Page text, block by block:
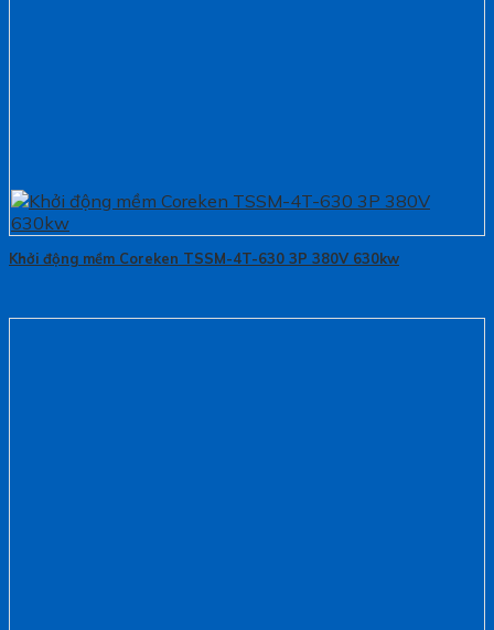
Khởi động mềm Coreken TSSM-4T-630 3P 380V 630kw